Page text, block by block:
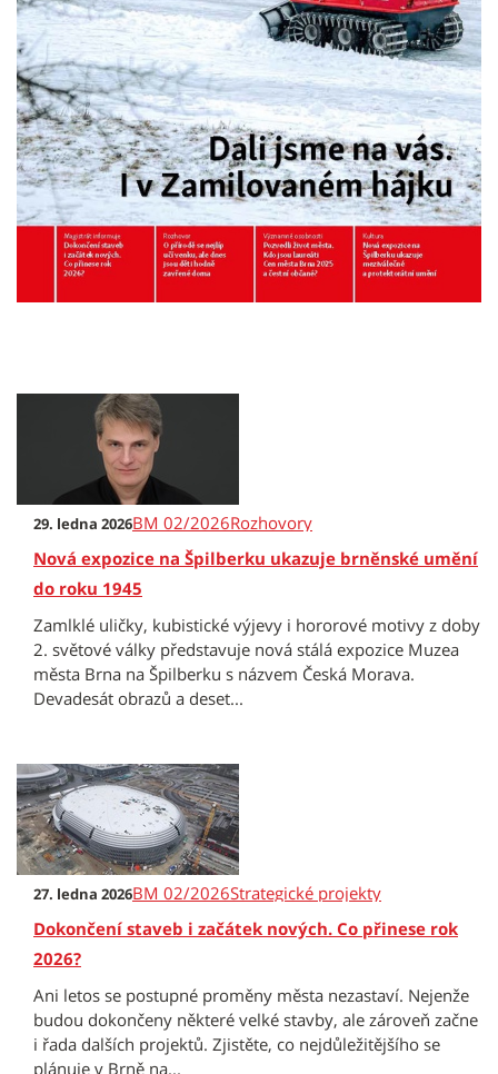
29. ledna 2026BM 02/2026Rozhovory
Nová expozice na Špilberku ukazuje brněnské umění
do roku 1945
Zamlklé uličky, kubistické výjevy i hororové motivy z doby
2. světové války představuje nová stálá expozice Muzea
města Brna na Špilberku s názvem Česká Morava.
Devadesát obrazů a deset...
27. ledna 2026BM 02/2026Strategické projekty
Dokončení staveb i začátek nových. Co přinese rok
2026?
Ani letos se postupné proměny města nezastaví. Nejenže
budou dokončeny některé velké stavby, ale zároveň začne
i řada dalších projektů. Zjistěte, co nejdůležitějšího se
plánuje v Brně na...